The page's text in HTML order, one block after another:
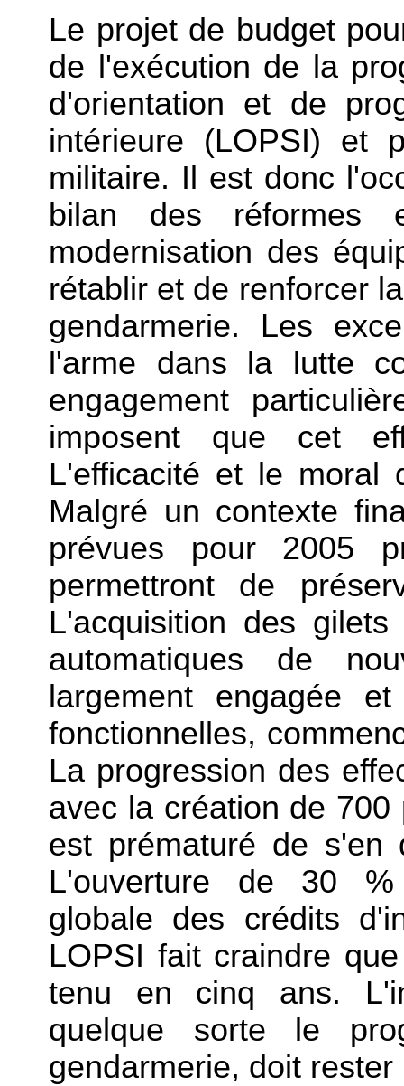
Le projet de budget
de l'exécution de la
d'orientation et de
intérieure (LOPSI) et
militaire. Il est donc
bilan des réformes
modernisation des
rétablir et de renforcer
gendarmerie. Les
l'arme dans la lutte
engagement
imposent que cet
L'efficacité et le moral
Malgré un contexte
prévues pour 2005
permettront de
L'acquisition des
automatiques de
largement engagée
fonctionnelles,
La progression des
avec la création de
est prématuré de s'en
L'ouverture de 30 %
globale des crédits
LOPSI fait craindre
tenu en cinq ans.
quelque sorte le
gendarmerie, doit